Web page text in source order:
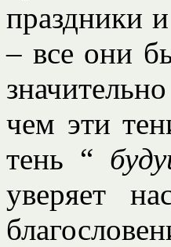
праздники
– все они
чем эти
тень “
уверяет